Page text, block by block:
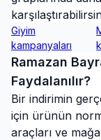
Giyim
kampanyaları
Ramazan
Faydalanılır?
Bir indirimin
için ürünün
araçları ve